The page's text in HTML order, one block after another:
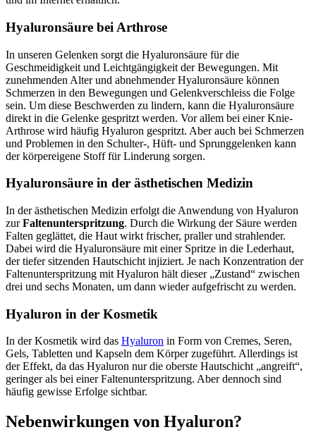
Hyaluronsäure bei Arthrose
In unseren Gelenken sorgt die Hyaluronsäure für die
Geschmeidigkeit und Leichtgängigkeit der Bewegungen. Mit
zunehmenden Alter und abnehmender Hyaluronsäure können
Schmerzen in den Bewegungen und Gelenkverschleiss die Folge
sein. Um diese Beschwerden zu lindern, kann die Hyaluronsäure
direkt in die Gelenke gespritzt werden. Vor allem bei einer Knie-
Arthrose wird häufig Hyaluron gespritzt. Aber auch bei Schmerzen
und Problemen in den Schulter-, Hüft- und Sprunggelenken kann
der körpereigene Stoff für Linderung sorgen.
Hyaluronsäure in der ästhetischen Medizin
In der ästhetischen Medizin erfolgt die Anwendung von Hyaluron
zurFaltenunterspritzung. Durch die Wirkung der Säure werden
Falten geglättet, die Haut wirkt frischer, praller und strahlender.
Dabei wird die Hyaluronsäure mit einer Spritze in die Lederhaut,
der tiefer sitzenden Hautschicht injiziert. Je nach Konzentration der
Faltenunterspritzung mit Hyaluron hält dieser „Zustand“ zwischen
drei und sechs Monaten, um dann wieder aufgefrischt zu werden.
Hyaluron in der Kosmetik
In der Kosmetik wird das Hyaluron in Form von Cremes, Seren,
Gels, Tabletten und Kapseln dem Körper zugeführt. Allerdings ist
der Effekt, da das Hyaluron nur die oberste Hautschicht „angreift“,
geringer als bei einer Faltenunterspritzung. Aber dennoch sind
häufig gewisse Erfolge sichtbar.
Nebenwirkungen von Hyaluron?